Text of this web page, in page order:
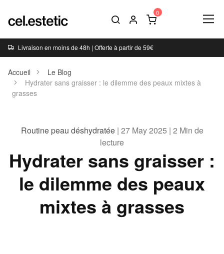
Livraison en moins de 48h | Offerte à partir de 59€
Accueil
Le Blog
Hydrater sans graisser : le dilemme des peaux mixtes à
grasses
Routine peau déshydratée| 27 May 2025 | 2 Min de
lecture
Hydrater sans graisser :
le dilemme des peaux
mixtes à grasses